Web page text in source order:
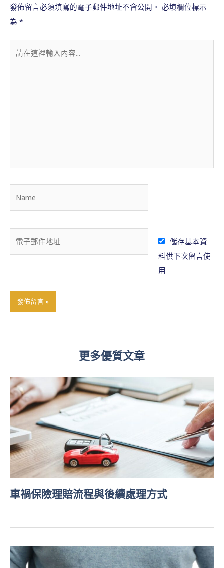
發佈留言必須填寫的電子郵件地址不會公開。 必填欄位標示
為 *
地
儲存基本資
料供下次留言使
用
更多優質文章
車禍保險理賠流程與後續處理方式